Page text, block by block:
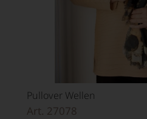
Pullover Wellen
Art. 27078